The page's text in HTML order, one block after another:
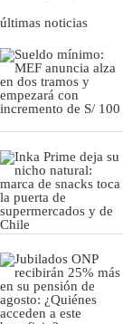
últimas noticias